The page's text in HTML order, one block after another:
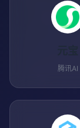
腾讯AI